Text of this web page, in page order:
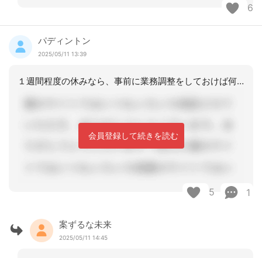
6
パディントン
2025/05/11 13:39
１週間程度の休みなら、事前に業務調整をしておけば何とかなりそうな気もします。急な
会員登録して続きを読む
5 1
案ずるな未来
2025/05/11 14:45